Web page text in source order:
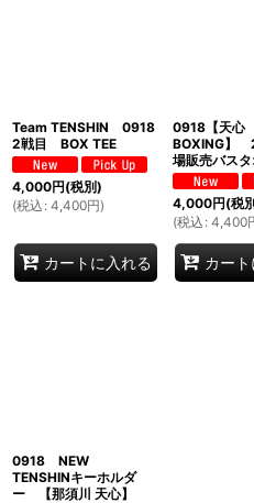
Team TENSHIN 0918
2戦目 BOX TEE
4,000円(税別)
(税込 : 4,400円)
カートに入れる
0918【天心
BOXING】
場販売バス
4,000円(税
(税込 : 4,400
カー
0918 NEW
TENSHINキーホルダ
ー 【那須川 天心】